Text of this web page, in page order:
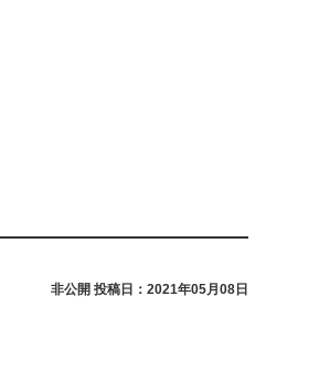
非公開 投稿日：2021年05月08日